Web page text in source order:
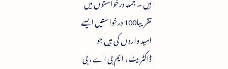
تقریبا100 درخواستیں ایسے
امید واروں کی ہیں جو
ڈاکٹریٹ ، ایم بی اے ، بی